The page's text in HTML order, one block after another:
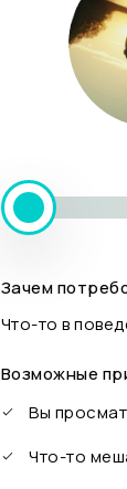
Зачем
Что-то в
Возможные
Вы
Что-то